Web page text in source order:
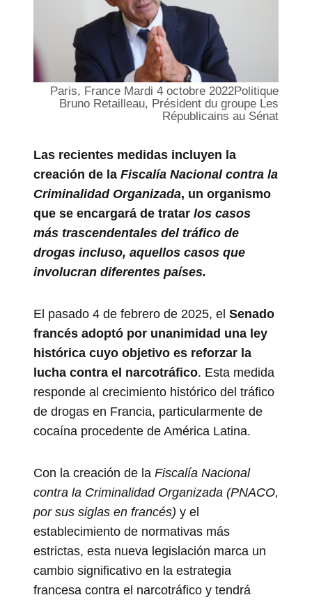
Paris, France Mardi 4 octobre 2022Politique
Bruno Retailleau, Président du groupe Les
Républicains au Sénat
Las recientes medidas incluyen la
creación de la Fiscalía Nacional contra la
Criminalidad Organizada, un organismo
que se encargará de tratar los casos
más trascendentales del tráfico de
drogas incluso, aquellos casos que
involucran diferentes países.
El pasado 4 de febrero de 2025, el Senado
francés adoptó por unanimidad una ley
histórica cuyo objetivo es reforzar la
lucha contra el narcotráfico. Esta medida
responde al crecimiento histórico del tráfico
de drogas en Francia, particularmente de
cocaína procedente de América Latina.
Con la creación de la Fiscalía Nacional
contra la Criminalidad Organizada (PNACO,
por sus siglas en francés) y el
establecimiento de normativas más
estrictas, esta nueva legislación marca un
cambio significativo en la estrategia
francesa contra el narcotráfico y tendrá